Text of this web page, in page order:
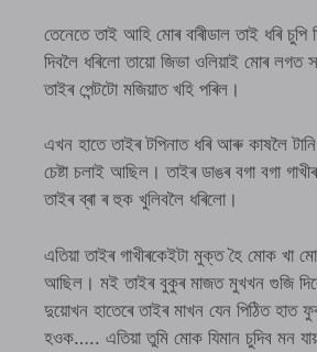
তেনেতে তাই আহি মোৰ বাৰীডাল তাই ধৰি
দিবলৈ ধৰিলো তায়ো জিভা ওলিয়াই মোৰ
তাইৰ পেন্টটো মজিয়াত খহি পৰিল।
এখন হাতে তাইৰ টপিনাত ধৰি আৰু কাষলৈ
চেষ্টা চলাই আছিল। তাইৰ ডাঙৰ বগা বগা
তাইৰ ব্ৰা ৰ হুক খুলিবলৈ ধৰিলো।
এতিয়া তাইৰ গাখীৰকেইটা মুক্ত হৈ মোক খা
আছিল। মই তাইৰ বুকুৰ মাজত মুখখন গুজি
দুয়োখন হাতেৰে তাইৰ মাখন যেন পিঠিত হাত
হওক….. এতিয়া তুমি মোক যিমান চুদিব মন